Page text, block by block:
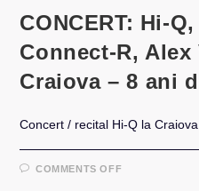
CONCERT: Hi-
Connect-R,
Craiova – 8 ani
Concert / recital Hi-Q la Craiova
COMMENTS OFFON